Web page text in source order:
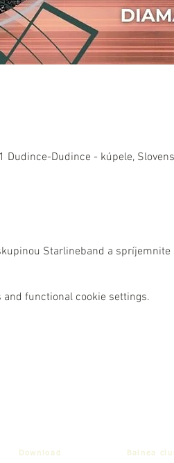
Dudince-Dudince - kúpele,
Starlineband a
and functional cookie settings.
Download Balnea